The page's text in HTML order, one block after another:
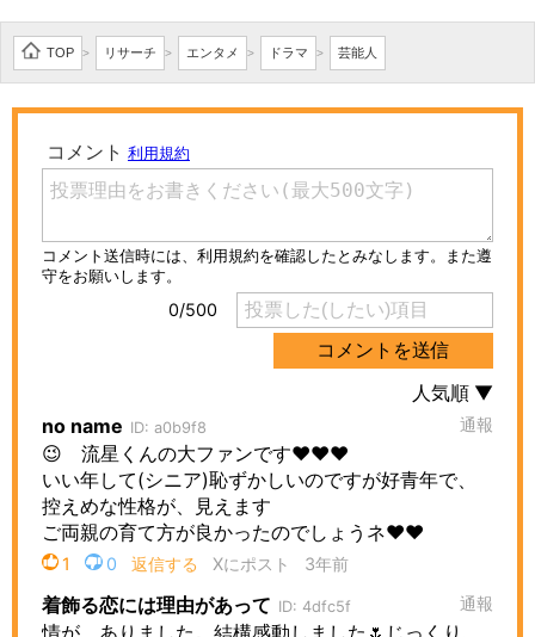
TOP > リサーチ > エンタメ > ドラマ > 芸能人